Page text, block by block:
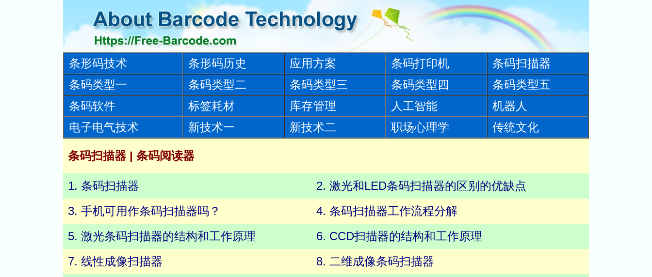
条形码技术 条形码历史 应用方案 条码打印机
条码扫描器
条码类型一
条码类型二 条码类型三 条码类型四
条码类型五
条码软件
标签耗材 库存管理 人工智能
机器人
电子电气技术
新技术一 新技术二 职场心理学 传统文化
条码扫描器 | 条码阅读器
1. 条码扫描器
2. 激光和LED条码扫描器的区别的优缺点
3. 手机可用作条码扫描器吗？
4. 条码扫描器工作流程分解
5. 激光条码扫描器的结构和工作原理
6. CCD扫描器的结构和工作原理
7. 线性成像扫描器
8. 二维成像条码扫描器